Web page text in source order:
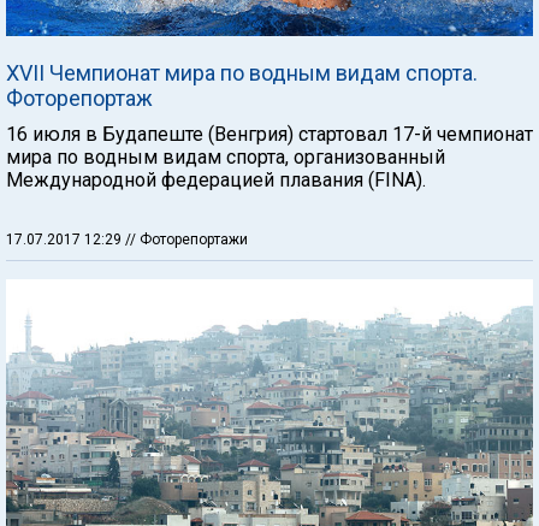
XVII Чемпионат мира по водным видам спорта.
Фоторепортаж
16 июля в Будапеште (Венгрия) стартовал 17-й чемпионат
мира по водным видам спорта, организованный
Международной федерацией плавания (FINA).
17.07.2017 12:29 // Фоторепортажи